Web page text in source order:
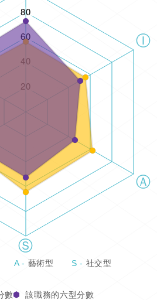
A - 藝術型 S - 社交型
數
該職務的六型分數